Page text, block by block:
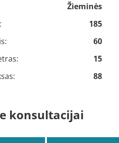
Žieminės
185
60
15
88
konsultacijai